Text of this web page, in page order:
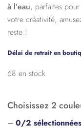
à l’eau, parfaites
votre créativité,
reste !
Délai de retrait en
68 en stock
Choisissez 2
– 0/2 sélectionnées